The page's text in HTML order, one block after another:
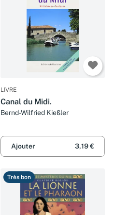
LIVRE
Canal du Midi.
Bernd-Wilfried Kießler
Ajouter 3,19 €
Très bon